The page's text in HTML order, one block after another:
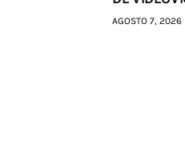
AGOSTO 7, 2026